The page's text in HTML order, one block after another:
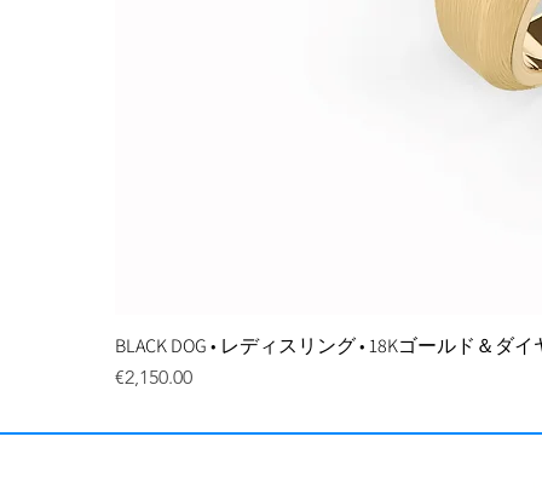
BLACK DOG • レディスリング • 18Kゴールド＆ダ
価格
€2,150.00